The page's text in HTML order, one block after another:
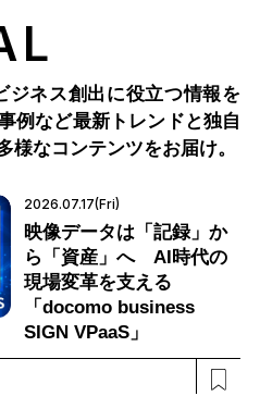
ジネス創出に役立つ情報を
例など最新トレンドと独自
様なコンテンツをお届け。
2026.07.17(Fri)
映像データは「記録」か
ら「資産」へ AI時代の
現場変革を支える
「docomo business
SIGN VPaaS」